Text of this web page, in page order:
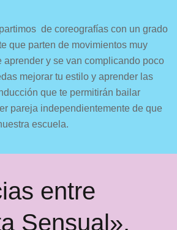
de coreografías con un grado
que parten de movimientos muy
aprender y se van complicando poco
mejorar tu estilo y aprender las
que te permitirán bailar
pareja independientemente de que
escuela.
entre
Sensual»,